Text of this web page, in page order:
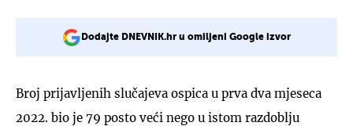
Dodajte DNEVNIK.hr u omiljeni Google izvor
Broj prijavljenih slučajeva ospica u prva dva mjeseca
2022. bio je 79 posto veći nego u istom razdoblju